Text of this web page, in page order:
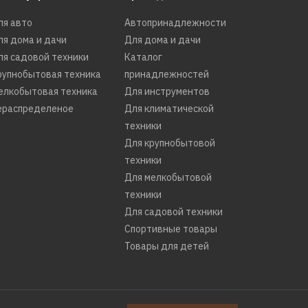
авто
дома и дачи
садовой техники
техника
техника
Автопринадлежности
Для дома и дачи
Каталог
принадлежностей
Для инструментов
Для климатической
техники
Для крупнобытовой
техники
Для мелкобытовой
техники
Для садовой техники
Спортивные товары
Товары для детей